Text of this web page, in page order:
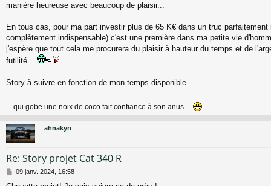
manière heureuse avec beaucoup de plaisir...
En tous cas, pour ma part investir plus de 65 K€ dans un truc parfaitement
complètement indispensable) c'est une première dans ma petite vie
j'espère que tout cela me procurera du plaisir à hauteur du temps et de
futilité...
Story à suivre en fonction de mon temps disponible...
…qui gobe une noix de coco fait confiance à son anus…
ahnakyn
Re: Story projet Cat 340 R
M
09 janv. 2024, 16:58